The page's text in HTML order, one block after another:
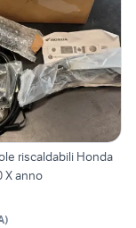
riscaldabili Honda
X anno
)